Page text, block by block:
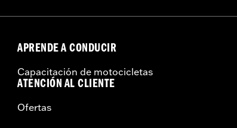
APRENDE A CONDUCIR
Capacitación de motocicletas
ATENCIÓN AL CLIENTE
Ofertas